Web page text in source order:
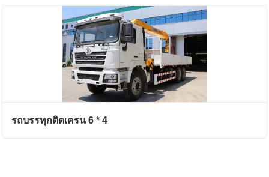
รถบรรทุกติดเครน 6 * 4